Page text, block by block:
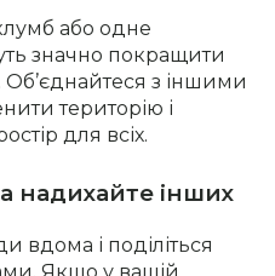
або одне
значно покращити
з іншими
територію і
для всіх.
надихайте інших
вдома і поділіться